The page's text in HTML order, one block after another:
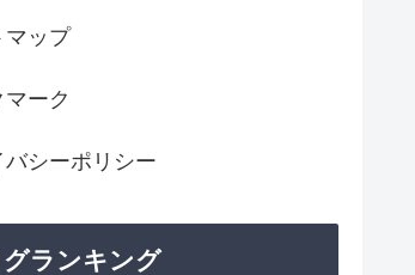
マップ
ーク
バシーポリシー
ランキング